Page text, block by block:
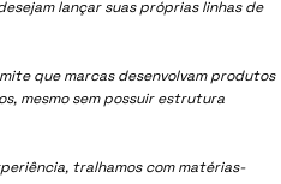
lançar suas próprias linhas de
que marcas desenvolvam produtos
mesmo sem possuir estrutura
tralhamos com matérias-